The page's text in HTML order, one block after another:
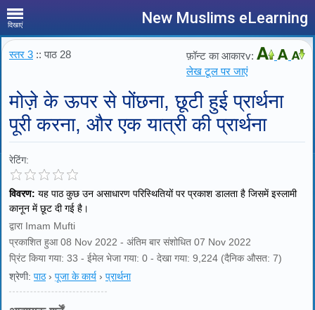
दिखाएं New Muslims eLearning
स्तर 3 :: पाठ 28
फ़ॉन्ट का आकारv:
लेख टूल पर जाएं
मोज़े के ऊपर से पोंछना, छूटी हुई प्रार्थना
पूरी करना, और एक यात्री की प्रार्थना
रेटिंग:
विवरण: यह पाठ कुछ उन असाधारण परिस्थितियों पर प्रकाश डालता है जिसमें इस्लामी
कानून में छूट दी गई है।
द्वारा Imam Mufti
प्रकाशित हुआ 08 Nov 2022 - अंतिम बार संशोधित 07 Nov 2022
प्रिंट किया गया: 33 - ईमेल भेजा गया: 0 - देखा गया: 9,224 (दैनिक औसत: 7)
श्रेणी: पाठ› पूजा के कार्य › प्रार्थना